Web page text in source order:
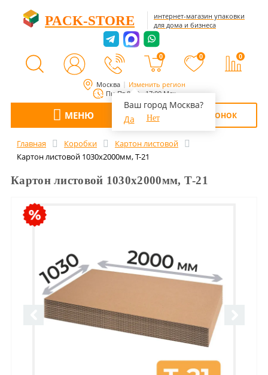
Москва Изменить регион
Ваш город Москва?
Да
Нет
Пн-Пт 8:00 - 17:00 Мск
PACK-STORE
интернет-магазин упаковки
для дома и бизнеса
0 0 0
МЕНЮ ОБРАТНЫЙ ЗВОНОК
Главная Коробки
Картон листовой
Картон листовой 1030х2000мм, Т-21
Картон листовой 1030х2000мм, Т-21